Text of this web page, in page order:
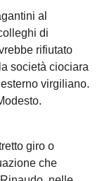
al
di
rifiutato
società ciociara
virgiliano.
giro o
che